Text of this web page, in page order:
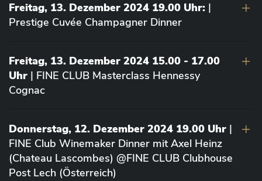
Freitag, 13. Dezember 2024 19.00 Uhr: |
Prestige Cuvée Champagner Dinner
Freitag, 13. Dezember 2024 15.00 - 17.00
Uhr | FINE CLUB Masterclass Hennessy
Cognac
Donnerstag, 12. Dezember 2024 19.00 Uhr |
FINE Club Winemaker Dinner mit Axel Heinz
(Chateau Lascombes) @FINE CLUB Clubhouse
Post Lech (Österreich)